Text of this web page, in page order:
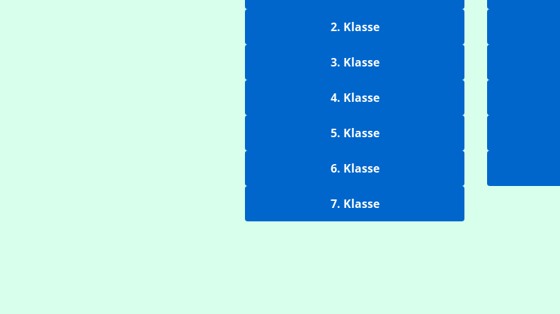
2. Klasse
3. Klasse
4. Klasse
5. Klasse
6. Klasse
7. Klasse